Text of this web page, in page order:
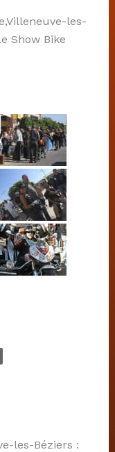
les-
Show Bike
les-Béziers :